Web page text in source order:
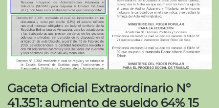
Gaceta Oficial Extraordinario N°
41.351: aumento de sueldo 64% 15